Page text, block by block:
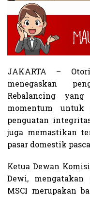
JAKARTA –
menegaskan
Rebalancing
momentum untuk
penguatan
juga memastikan
pasar domestik
Ketua Dewan
Dewi, mengatakan
MSCI merupakan